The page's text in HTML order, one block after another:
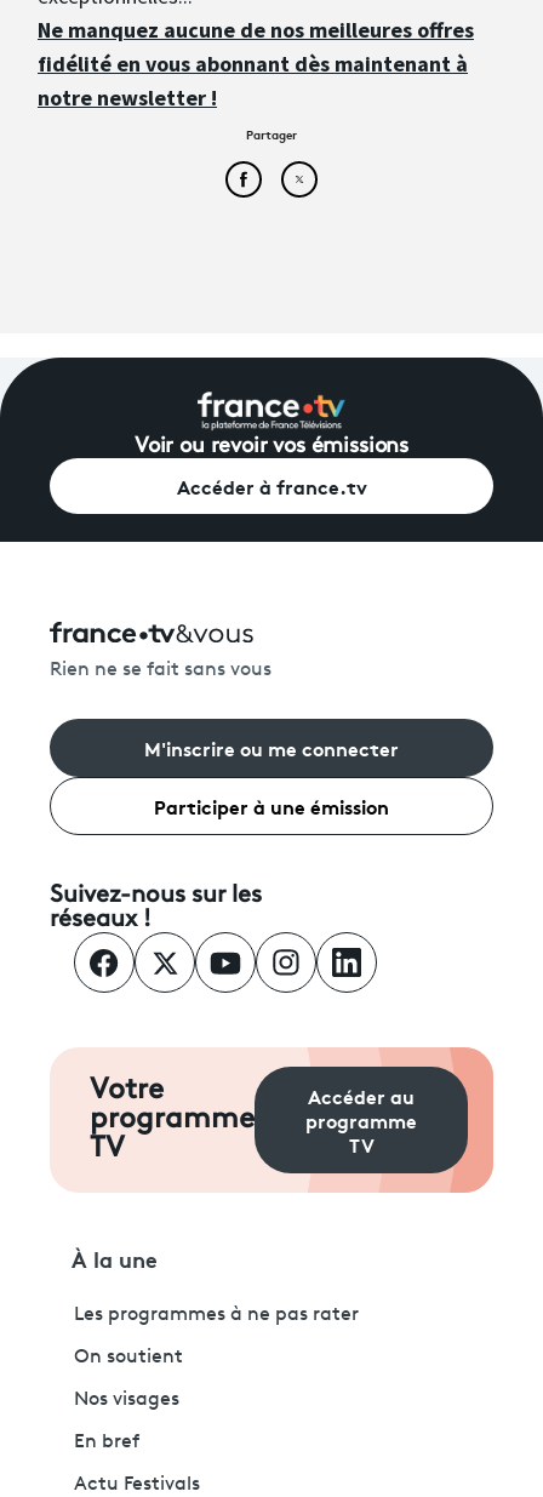
Ne manquez aucune de nos meilleures offres
fidélité en vous abonnant dès maintenant à
notre newsletter !
Partager
Partager cet article sur
Partager cet article sur
Voir ou revoir vos émissions
Accéder à france.tv
Rien ne se fait sans vous
M'inscrire ou me connecter
Participer à une émission
Suivez-nous sur les
réseaux !
Votre
programme
TV
Accéder au
programme
TV
À la une
Les programmes à ne pas rater
On soutient
Nos visages
En bref
Actu Festivals